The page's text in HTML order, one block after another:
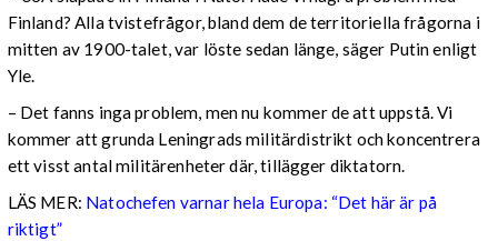
Finland? Alla tvistefrågor, bland dem de territoriella frågorna i
mitten av 1900-talet, var löste sedan länge, säger Putin enligt
Yle.
– Det fanns inga problem, men nu kommer de att uppstå. Vi
kommer att grunda Leningrads militärdistrikt och koncentrera
ett visst antal militärenheter där, tillägger diktatorn.
LÄS MER: Natochefen varnar hela Europa: “Det här är på
riktigt”